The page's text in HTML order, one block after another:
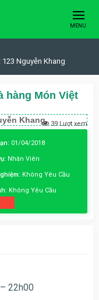
MENU
Nguyễn Khang
hàng Món Việt
Khang 39 Lượt xem
01/04/2018
Nhân Viên
Không Yêu Cầu
Không Yêu Cầu
22h00